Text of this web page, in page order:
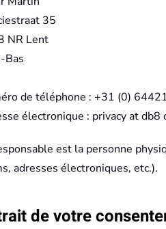
35
NR Lent
Bas
de téléphone : +31 (0)
électronique : privacy at db8
est la personne
adresses électroniques, etc.).
de votre